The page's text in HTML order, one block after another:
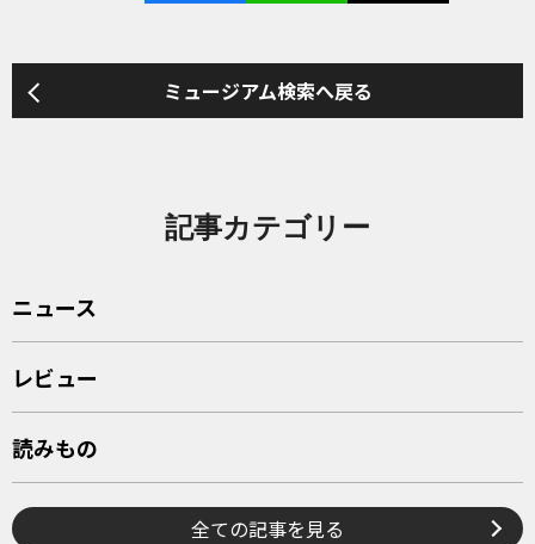
ミュージアム検索へ戻る
記事カテゴリー
ニュース
レビュー
読みもの
全ての記事を見る